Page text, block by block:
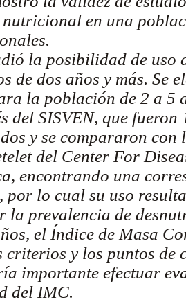
nutricional en una
la posibilidad de uso
de dos años y más. Se
la población de 2 a 5
del SISVEN, que
y se compararon
del Center For
encontrando una
por lo cual su uso
la prevalencia de
el Índice de Masa
criterios y los puntos
importante efectuar
del IMC.